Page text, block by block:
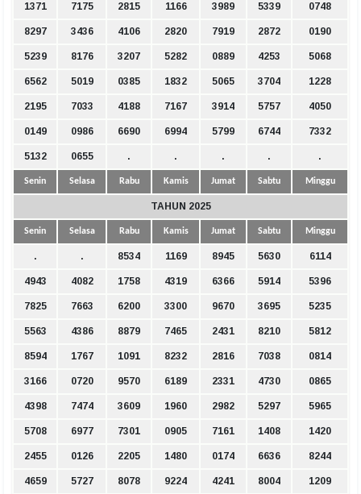
1371 7175 2815 1166 3989 5339 0748
8297 3436 4106 2820 7919 2872 0190
5239 8176 3207 5282 0889 4253 5068
6562 5019 0385 1832 5065 3704 1228
2195 7033 4188 7167 3914 5757 4050
0149 0986 6690 6994 5799 6744 7332
5132 0655 . . . . .
Senin Selasa Rabu Kamis Jumat Sabtu Minggu
TAHUN 2025
Senin Selasa Rabu Kamis Jumat Sabtu Minggu
. . 8534 1169 8945 5630 6114
4943 4082 1758 4319 6366 5914 5396
7825 7663 6200 3300 9670 3695 5235
5563 4386 8879 7465 2431 8210 5812
8594 1767 1091 8232 2816 7038 0814
3166 0720 9570 6189 2331 4730 0865
4398 7474 3609 1960 2982 5297 5965
5708 6977 7301 0905 7161 1408 1420
2455 0126 2205 1480 0174 6636 8244
4659 5727 8078 9224 4241 8004 1209